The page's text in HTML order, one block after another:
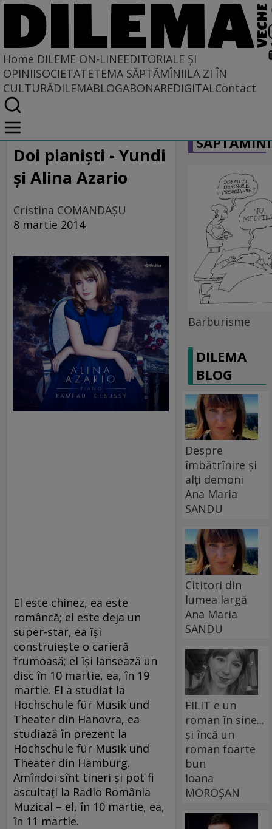
Home DILEME ON-LINEEDITORIALE ȘI
OPINIISOCIETATETEMA SĂPTĂMÎNIILA ZI ÎN
CULTURĂDILEMABLOGABONAREDIGITALContact
Home
Dileme on-line
Doi pianişti - Yundi
și Alina Azario
Cristina COMANDAŞU
8 martie 2014
El este chinez, ea este
româncă; el este deja un
super-star, ea îşi
construieşte o carieră
frumoasă; el îşi lansează un
disc în 10 martie, ea, în 19
martie. El a studiat la
Hochschule für Musik und
Theater din Hanovra, ea
studiază în prezent la
Hochschule für Musik und
Theater din Hamburg.
Amîndoi sînt tineri şi pot fi
ascultaţi la Radio România
Muzical – el, în 10 martie, ea,
în 11 martie.
Barburisme
DILEMA
BLOG
Despre
îmbătrînire și
alți demoni
Ana Maria
SANDU
Cititori din
lumea largă
Ana Maria
SANDU
FILIT e un
roman în sine...
și încă un
roman foarte
bun
Ioana
MOROȘAN